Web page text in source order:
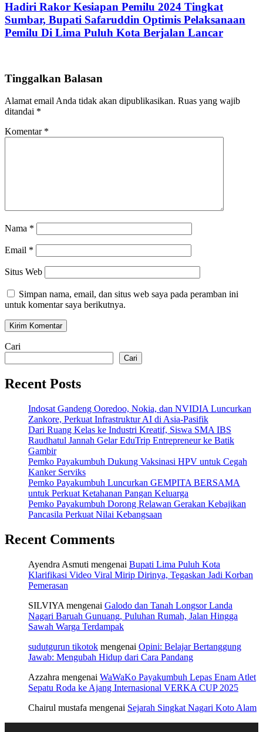
Hadiri Rakor Kesiapan Pemilu 2024 Tingkat
Sumbar, Bupati Safaruddin Optimis Pelaksanaan
Pemilu Di Lima Puluh Kota Berjalan Lancar
Tinggalkan Balasan
Alamat email Anda tidak akan dipublikasikan. Ruas yang wajib
ditandai *
Komentar *
Nama *
Email *
Situs Web
Simpan nama, email, dan situs web saya pada peramban ini
untuk komentar saya berikutnya.
Cari
Cari
Recent Posts
Indosat Gandeng Ooredoo, Nokia, dan NVIDIA Luncurkan
Zankore, Perkuat Infrastruktur AI di Asia-Pasifik
Dari Ruang Kelas ke Industri Kreatif, Siswa SMA IBS
Raudhatul Jannah Gelar EduTrip Entrepreneur ke Batik
Gambir
Pemko Payakumbuh Dukung Vaksinasi HPV untuk Cegah
Kanker Serviks
Pemko Payakumbuh Luncurkan GEMPITA BERSAMA
untuk Perkuat Ketahanan Pangan Keluarga
Pemko Payakumbuh Dorong Relawan Gerakan Kebajikan
Pancasila Perkuat Nilai Kebangsaan
Recent Comments
Ayendra Asmuti mengenai Bupati Lima Puluh Kota
Klarifikasi Video Viral Mirip Dirinya, Tegaskan Jadi Korban
Pemerasan
SILVIYA mengenai Galodo dan Tanah Longsor Landa
Nagari Baruah Gunuang, Puluhan Rumah, Jalan Hingga
Sawah Warga Terdampak
sudutgurun tikotok mengenai Opini: Belajar Bertanggung
Jawab: Mengubah Hidup dari Cara Pandang
Azzahra mengenai WaWaKo Payakumbuh Lepas Enam Atlet
Sepatu Roda ke Ajang Internasional VERKA CUP 2025
Chairul mustafa mengenai Sejarah Singkat Nagari Koto Alam